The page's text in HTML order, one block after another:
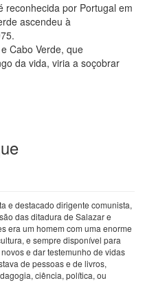
reconhecida por Portugal em
ascendeu à
Cabo Verde, que
da vida, viria a soçobrar
e destacado dirigente comunista,
das ditadura de Salazar e
era um homem com uma enorme
e sempre disponível para
e dar testemunho de vidas
de pessoas e de livros,
ciência, política, ou